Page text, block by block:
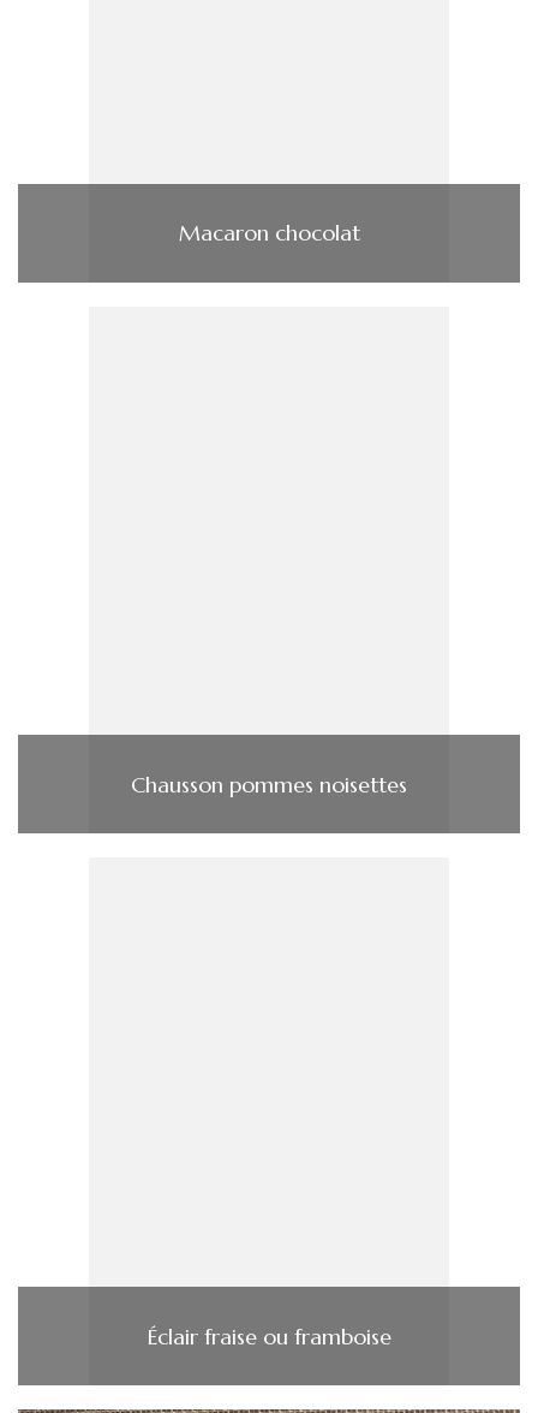
Macaron chocolat
Chausson pommes noisettes
Éclair fraise ou framboise